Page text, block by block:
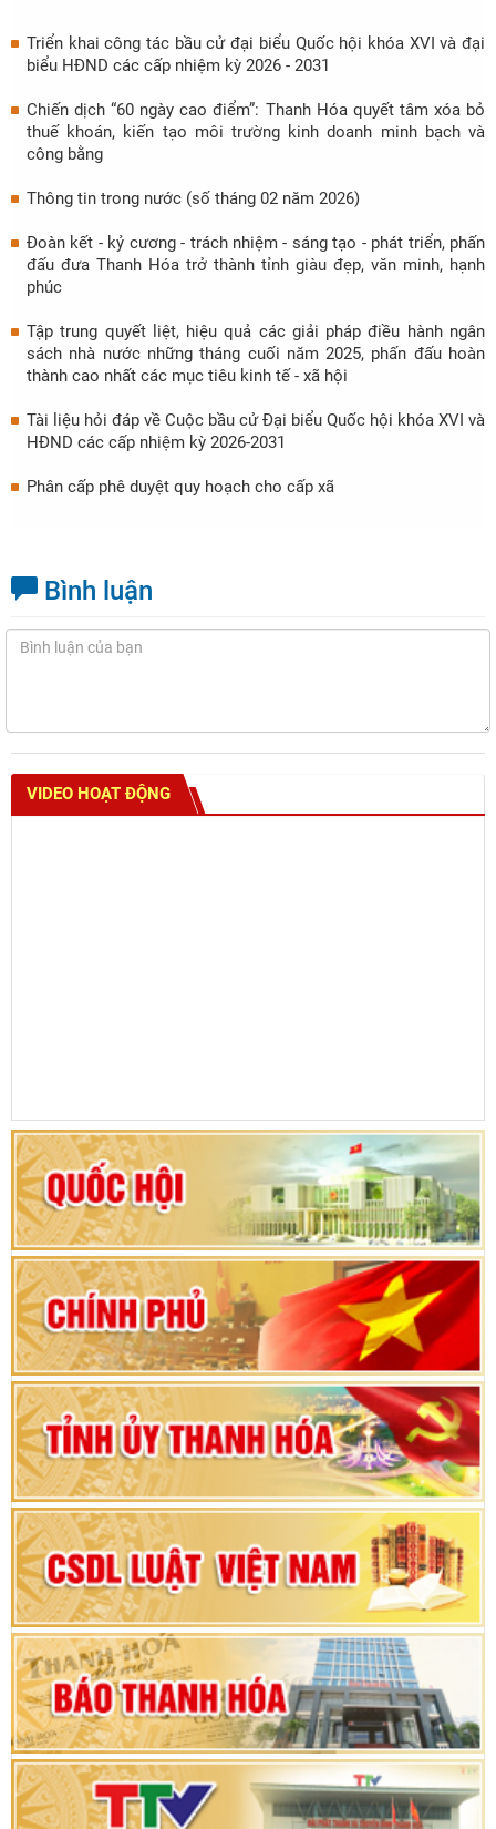
Triển khai công tác bầu cử đại biểu Quốc hội khóa XVI và đại
biểu HĐND các cấp nhiệm kỳ 2026 - 2031
Chiến dịch “60 ngày cao điểm”: Thanh Hóa quyết tâm xóa bỏ
thuế khoán, kiến tạo môi trường kinh doanh minh bạch và
công bằng
Thông tin trong nước (số tháng 02 năm 2026)
Đoàn kết - kỷ cương - trách nhiệm - sáng tạo - phát triển, phấn
đấu đưa Thanh Hóa trở thành tỉnh giàu đẹp, văn minh, hạnh
phúc
Tập trung quyết liệt, hiệu quả các giải pháp điều hành ngân
sách nhà nước những tháng cuối năm 2025, phấn đấu hoàn
thành cao nhất các mục tiêu kinh tế - xã hội
Tài liệu hỏi đáp về Cuộc bầu cử Đại biểu Quốc hội khóa XVI và
HĐND các cấp nhiệm kỳ 2026-2031
Phân cấp phê duyệt quy hoạch cho cấp xã
Bình luận
VIDEO HOẠT ĐỘNG